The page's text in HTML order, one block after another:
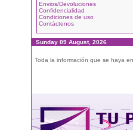
Envios/Devoluciones
Confidencialidad
Condiciones de uso
Contáctenos
Sunday 09 August, 2026
Toda la información que se haya